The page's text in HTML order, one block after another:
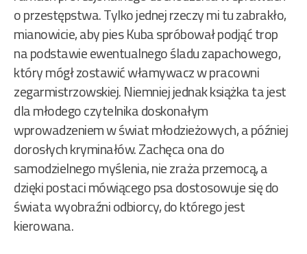
o przestępstwa. Tylko jednej rzeczy mi tu zabrakło,
mianowicie, aby pies Kuba spróbował podjąć trop
na podstawie ewentualnego śladu zapachowego,
który mógł zostawić włamywacz w pracowni
zegarmistrzowskiej. Niemniej jednak książka ta jest
dla młodego czytelnika doskonałym
wprowadzeniem w świat młodzieżowych, a później
dorosłych kryminałów. Zachęca ona do
samodzielnego myślenia, nie zraża przemocą, a
dzięki postaci mówiącego psa dostosowuje się do
świata wyobraźni odbiorcy, do którego jest
kierowana.